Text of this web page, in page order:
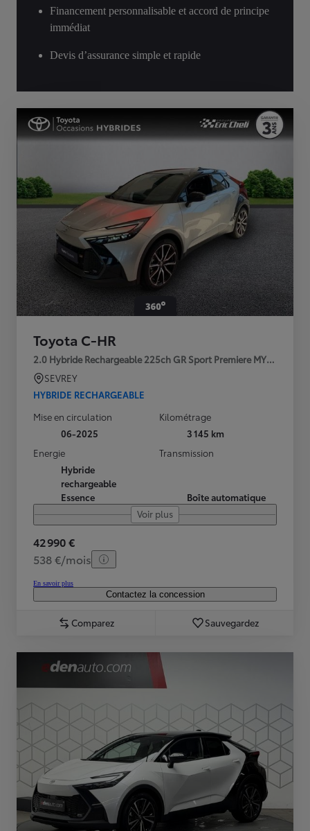
Financement personnalisable et accord de principe
immédiat
Devis d’assurance simple et rapide
Toyota C-HR
2.0 Hybride Rechargeable 225ch GR Sport Premiere MY25
SEVREY
HYBRIDE RECHARGEABLE
Mise en circulation
06-2025
Kilométrage
3 145 km
Energie
Hybride
rechargeable
Essence
Transmission
Boîte automatique
Voir plus
42 990 €
538 €/mois
En savoir plus
Contactez la concession
Comparez Sauvegardez